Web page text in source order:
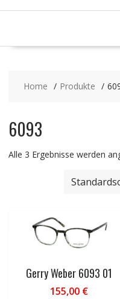
Home Produkte
6093
Alle 3 Ergebnisse werden
Gerry Weber 6093 01
155,00 €